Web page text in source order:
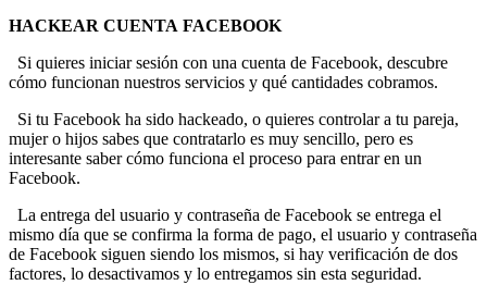
HACKEAR CUENTA FACEBOOK
Si quieres iniciar sesión con una cuenta de Facebook, descubre
cómo funcionan nuestros servicios y qué cantidades cobramos.
Si tu Facebook ha sido hackeado, o quieres controlar a tu pareja,
mujer o hijos sabes que contratarlo es muy sencillo, pero es
interesante saber cómo funciona el proceso para entrar en un
Facebook.
La entrega del usuario y contraseña de Facebook se entrega el
mismo día que se confirma la forma de pago, el usuario y contraseña
de Facebook siguen siendo los mismos, si hay verificación de dos
factores, lo desactivamos y lo entregamos sin esta seguridad.